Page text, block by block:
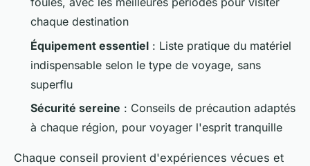
chaque destination
Équipement essentiel : Liste pratique du matériel
indispensable selon le type de voyage, sans
superflu
Sécurité sereine : Conseils de précaution adaptés
à chaque région, pour voyager l'esprit tranquille
Chaque conseil provient d'expériences vécues et